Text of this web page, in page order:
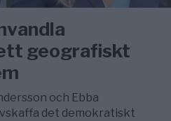
geografiskt
och Ebba
det demokratiskt